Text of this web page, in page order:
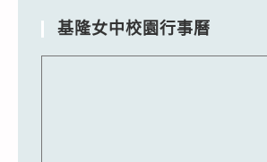
基隆女中校園行事曆